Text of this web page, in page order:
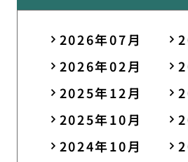
2026年07月
2026年02月
2025年12月
2025年10月
2024年10月